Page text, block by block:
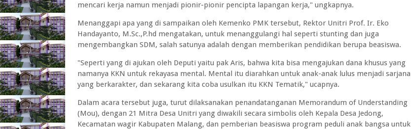
mencari kerja namun menjadi pionir-pionir pencipta lapangan kerja," ungkapnya.
Menanggapi apa yang di sampaikan oleh Kemenko PMK tersebut, Rektor Unitri Prof. Ir. Eko
Handayanto, M.Sc.,P.hd mengatakan, untuk menanggulangi hal seperti stunting dan juga
mengembangkan SDM, salah satunya adalah dengan memberikan pendidikan berupa beasiswa.
"Seperti yang di ajukan oleh Deputi yaitu pak Aris, bahwa kita bisa mengajukan dana khusus yang
namanya KKN untuk rekayasa mental. Mental itu diarahkan untuk anak-anak lulus menjadi sarjana
yang berkarakter, dan sekarang kita coba usulkan itu KKN Tematik," ucapnya.
Dalam acara tersebut juga, turut dilaksanakan penandatanganan Memorandum of Understanding
(Mou), dengan 21 Mitra Desa Unitri yang diwakili secara simbolis oleh Kepala Desa Jedong,
Kecamatan wagir Kabupaten Malang, dan pemberian beasiswa program peduli anak bangsa untuk